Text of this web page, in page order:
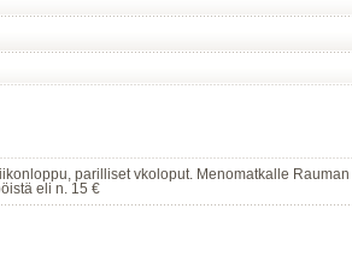
parilliset vkoloput. Menomatkalle Rauman
eli n. 15 €